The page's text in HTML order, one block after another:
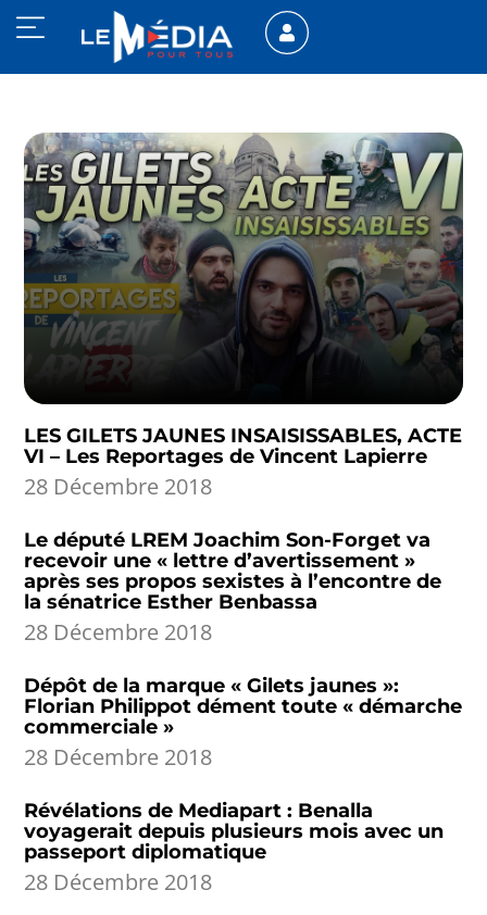
LES GILETS JAUNES INSAISISSABLES, ACTE
VI – Les Reportages de Vincent Lapierre
28 Décembre 2018
Le député LREM Joachim Son-Forget va
recevoir une « lettre d’avertissement »
après ses propos sexistes à l’encontre de
la sénatrice Esther Benbassa
28 Décembre 2018
Dépôt de la marque « Gilets jaunes »:
Florian Philippot dément toute « démarche
commerciale »
28 Décembre 2018
Révélations de Mediapart : Benalla
voyagerait depuis plusieurs mois avec un
passeport diplomatique
28 Décembre 2018